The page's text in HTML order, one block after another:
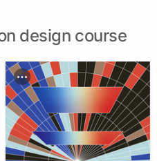
design course